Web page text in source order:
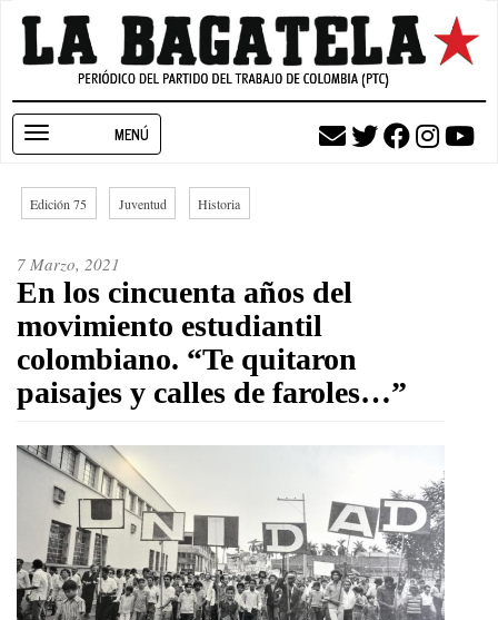
Pasar
contenido
navigation
Edición 75 Juventud Historia
7 Marzo, 2021
En los cincuenta años del
movimiento estudiantil
colombiano. “Te quitaron
paisajes y calles de faroles…”